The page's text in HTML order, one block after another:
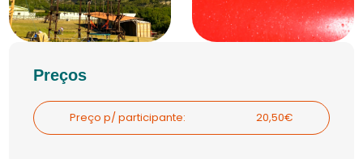
Preços
Preço p/ participante: 20,50€